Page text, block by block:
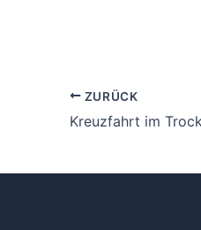
ZURÜCK
Kreuzfahrt im